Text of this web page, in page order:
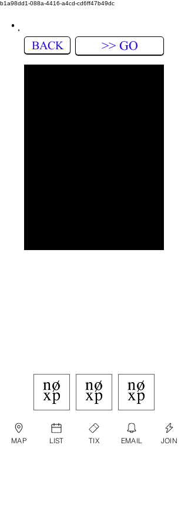
b1a98dd1-088a-4416-a4cd-cd6ff47b49dc
BACK >> GO
MAP LIST TIX EMAIL JOIN